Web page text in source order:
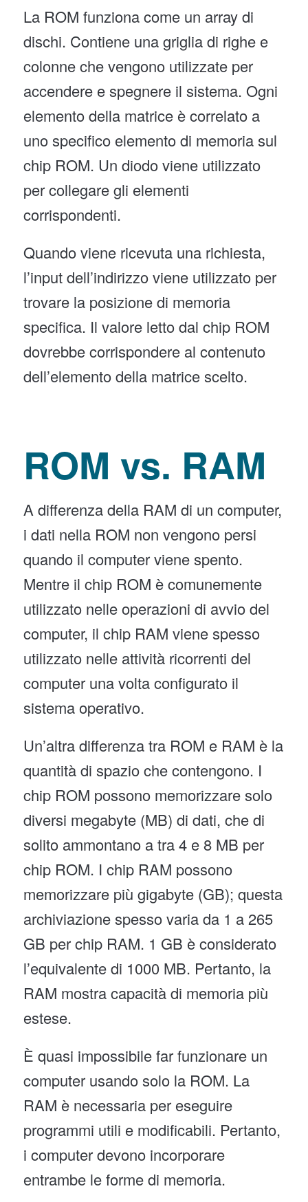
La ROM funziona come un array di
dischi. Contiene una griglia di righe e
colonne che vengono utilizzate per
accendere e spegnere il sistema. Ogni
elemento della matrice è correlato a
uno specifico elemento di memoria sul
chip ROM. Un diodo viene utilizzato
per collegare gli elementi
corrispondenti.
Quando viene ricevuta una richiesta,
l’input dell’indirizzo viene utilizzato per
trovare la posizione di memoria
specifica. Il valore letto dal chip ROM
dovrebbe corrispondere al contenuto
dell’elemento della matrice scelto.
ROM vs. RAM
A differenza della RAM di un computer,
i dati nella ROM non vengono persi
quando il computer viene spento.
Mentre il chip ROM è comunemente
utilizzato nelle operazioni di avvio del
computer, il chip RAM viene spesso
utilizzato nelle attività ricorrenti del
computer una volta configurato il
sistema operativo.
Un’altra differenza tra ROM e RAM è la
quantità di spazio che contengono. I
chip ROM possono memorizzare solo
diversi megabyte (MB) di dati, che di
solito ammontano a tra 4 e 8 MB per
chip ROM. I chip RAM possono
memorizzare più gigabyte (GB); questa
archiviazione spesso varia da 1 a 265
GB per chip RAM. 1 GB è considerato
l’equivalente di 1000 MB. Pertanto, la
RAM mostra capacità di memoria più
estese.
È quasi impossibile far funzionare un
computer usando solo la ROM. La
RAM è necessaria per eseguire
programmi utili e modificabili. Pertanto,
i computer devono incorporare
entrambe le forme di memoria.